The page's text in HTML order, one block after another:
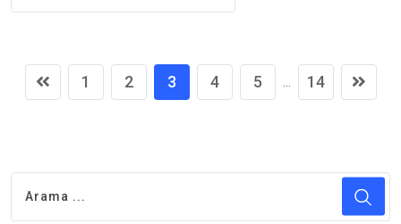
1 2 3 4 5 14